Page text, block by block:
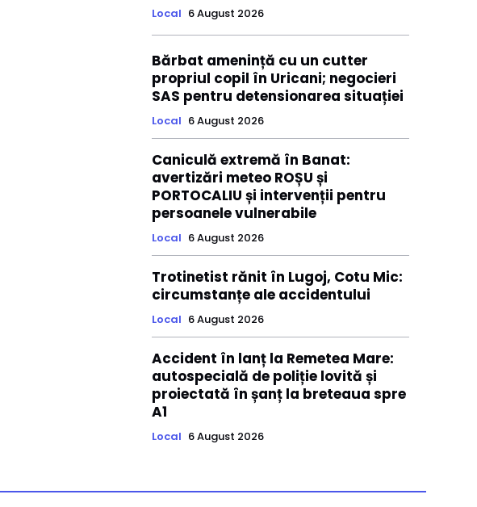
Local 6 August 2026
Bărbat amenință cu un cutter
propriul copil în Uricani; negocieri
SAS pentru detensionarea situației
Local 6 August 2026
Caniculă extremă în Banat:
avertizări meteo ROȘU și
PORTOCALIU și intervenții pentru
persoanele vulnerabile
Local 6 August 2026
Trotinetist rănit în Lugoj, Cotu Mic:
circumstanțe ale accidentului
Local 6 August 2026
Accident în lanț la Remetea Mare:
autospecială de poliție lovită și
proiectată în șanț la breteaua spre
A1
Local 6 August 2026